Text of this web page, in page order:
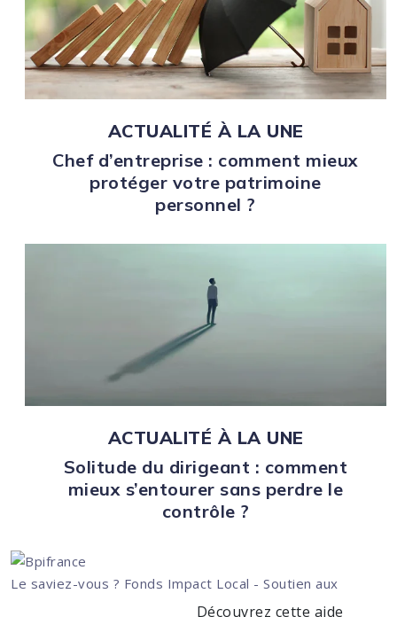
ACTUALITÉ À LA UNE
Chef d’entreprise : comment mieux
protéger votre patrimoine
personnel ?
ACTUALITÉ À LA UNE
Solitude du dirigeant : comment
mieux s’entourer sans perdre le
contrôle ?
Le saviez-vous ? Fonds Impact Local - Soutien aux
Découvrez cette aide